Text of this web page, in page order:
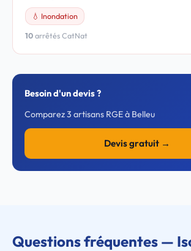
💧 Inondation
10 arrêtés CatNat
Besoin d'un devis ?
Comparez 3 artisans RGE à Belleu
Devis gratuit →
Questions fréquentes —